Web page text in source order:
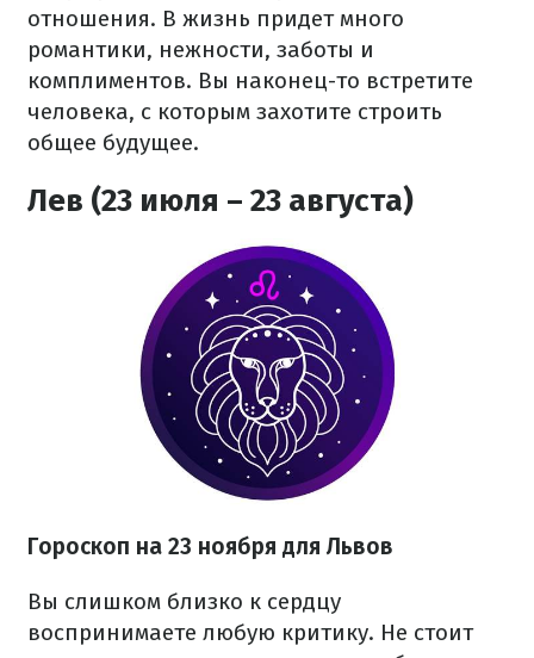
отношения. В жизнь придет много
романтики, нежности, заботы и
комплиментов. Вы наконец-то встретите
человека, с которым захотите строить
общее будущее.
Лев (23 июля – 23 августа)
Гороскоп на 23 ноября для Львов
Вы слишком близко к сердцу
воспринимаете любую критику. Не стоит